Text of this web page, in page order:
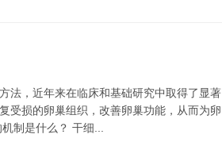
法，近年来在临床和基础研究中取得了显著
受损的卵巢组织，改善卵巢功能，从而为卵
制是什么？ 干细...